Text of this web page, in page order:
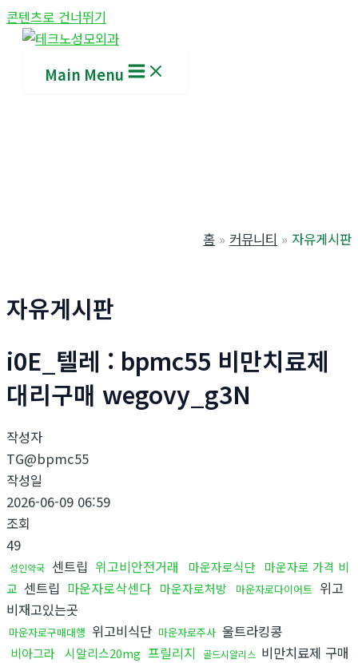
콘텐츠로 건너뛰기
Main Menu
홈 커뮤니티 자유게시판
자유게시판
i0E_텔레 : bpmc55 비만치료제
대리구매 wegovy_g3N
작성자
TG@bpmc55
작성일
2026-06-09 06:59
조회
49
성인약국 센트립 위고비안전거래 마운자로식단
마운자로 가격 비
교 센트립 마운자로삭센다 마운자로처방 마운자로다이어트
위고
비재고있는곳
마운자로구매대행 위고비식단 마운자로주사 울트라킹콩
비아그라 시알리스20mg 프릴리지 골드시알리스 비만치료제 구매